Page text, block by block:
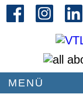
MENÜ